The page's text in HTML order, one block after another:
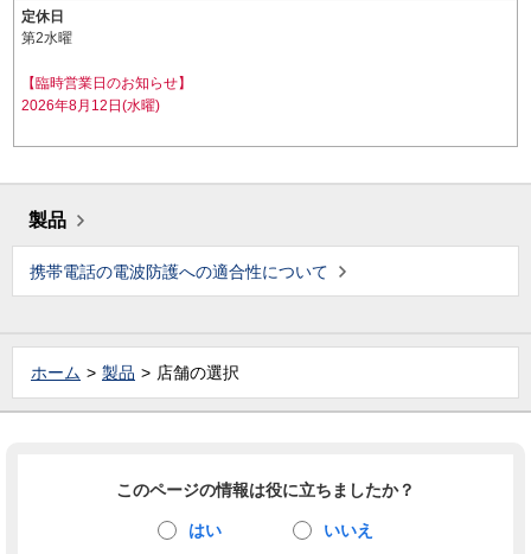
定休日
第2水曜
【臨時営業日のお知らせ】
2026年8月12日(水曜)
製品
携帯電話の電波防護への適合性について
ホーム 製品 店舗の選択
このページの情報は役に立ちましたか？
はい いいえ